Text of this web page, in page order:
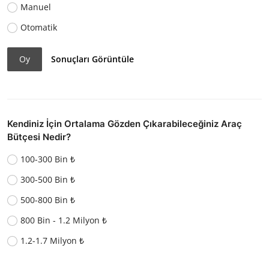
Manuel
Otomatik
Oy Sonuçları Görüntüle
Kendiniz İçin Ortalama Gözden Çıkarabileceğiniz Araç
Bütçesi Nedir?
100-300 Bin ₺
300-500 Bin ₺
500-800 Bin ₺
800 Bin - 1.2 Milyon ₺
1.2-1.7 Milyon ₺